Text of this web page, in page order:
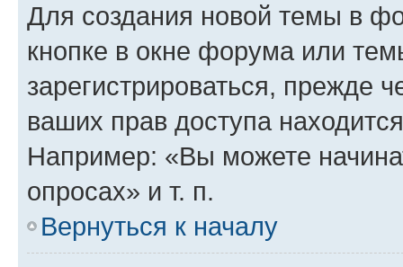
Для создания новой темы в
кнопке в окне форума или
зарегистрироваться, прежде
ваших прав доступа
Например: «Вы можете
опросах» и т. п.
Вернуться к началу